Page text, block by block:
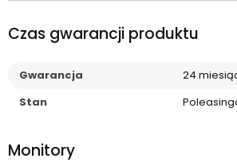
Czas gwarancji produktu
Gwarancja
24
Stan
Monitory